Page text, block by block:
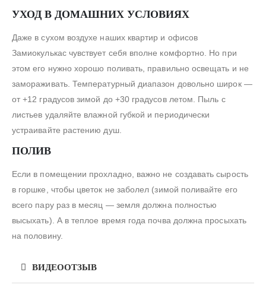
УХОД В ДОМАШНИХ УСЛОВИЯХ
Даже в сухом воздухе наших квартир и офисов
Замиокулькас чувствует себя вполне комфортно. Но при
этом его нужно хорошо поливать, правильно освещать и не
замораживать. Температурный диапазон довольно широк —
от +12 градусов зимой до +30 градусов летом. Пыль с
листьев удаляйте влажной губкой и периодически
устраивайте растению душ.
ПОЛИВ
Если в помещении прохладно, важно не создавать сырость
в горшке, чтобы цветок не заболел (зимой поливайте его
всего пару раз в месяц — земля должна полностью
высыхать). А в теплое время года почва должна просыхать
на половину.
ВИДЕООТЗЫВ